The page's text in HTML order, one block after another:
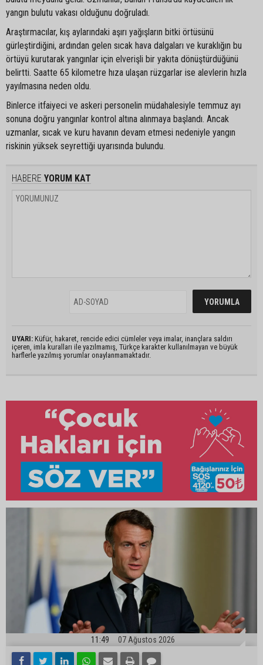
yangın bulutu vakası olduğunu doğruladı.
Araştırmacılar, kış aylarındaki aşırı yağışların bitki örtüsünü
gürleştirdiğini, ardından gelen sıcak hava dalgaları ve kuraklığın bu
örtüyü kurutarak yangınlar için elverişli bir yakıta dönüştürdüğünü
belirtti. Saatte 65 kilometre hıza ulaşan rüzgarlar ise alevlerin hızla
yayılmasına neden oldu.
Binlerce itfaiyeci ve askeri personelin müdahalesiyle temmuz ayı
sonuna doğru yangınlar kontrol altına alınmaya başlandı. Ancak
uzmanlar, sıcak ve kuru havanın devam etmesi nedeniyle yangın
riskinin yüksek seyrettiği uyarısında bulundu.
HABERE YORUM KAT
UYARI: Küfür, hakaret, rencide edici cümleler veya imalar, inançlara saldırı
içeren, imla kuralları ile yazılmamış, Türkçe karakter kullanılmayan ve büyük
harflerle yazılmış yorumlar onaylanmamaktadır.
11:49 07 Ağustos 2026